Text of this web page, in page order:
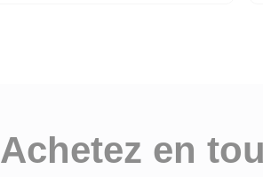
Achetez en